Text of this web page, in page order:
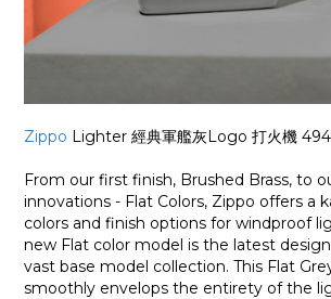
Zippo Lighter 經典軍艦灰Logo 打火機
From our first finish, Brushed Brass, to
innovations - Flat Colors, Zippo offers a
colors and finish options for windproof
new Flat color model is the latest
vast base model collection. This Flat
smoothly envelops the entirety of the